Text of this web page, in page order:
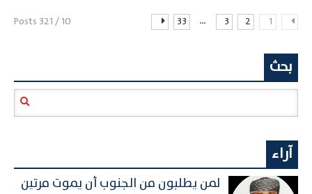
1
2
3
...
33
10 / 321 Posts
بحث
آراء
لمن يطلبون من الجنوب أن يموت مرتين